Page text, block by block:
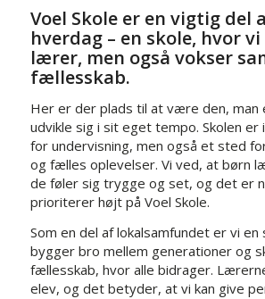
Voel Skole er en vigtig del
hverdag – en skole, hvor
lærer, men også vokser
fællesskab.
Her er der plads til at være den, man
udvikle sig i sit eget tempo. Skolen
for undervisning, men også et sted
og fælles oplevelser. Vi ved, at børn
de føler sig trygge og set, og det er
prioriterer højt på Voel Skole.
Som en del af lokalsamfundet er vi en
bygger bro mellem generationer og
fællesskab, hvor alle bidrager.
elev, og det betyder, at vi kan give